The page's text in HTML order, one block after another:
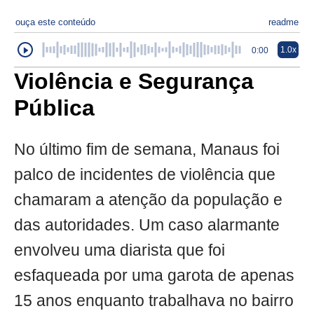
ouça este conteúdo readme
0:00 1.0x
Violência e Segurança
Pública
No último fim de semana, Manaus foi
palco de incidentes de violência que
chamaram a atenção da população e
das autoridades. Um caso alarmante
envolveu uma diarista que foi
esfaqueada por uma garota de apenas
15 anos enquanto trabalhava no bairro